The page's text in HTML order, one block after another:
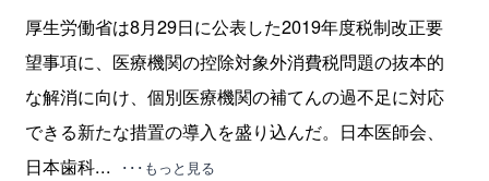
厚生労働省は8月29日に公表した2019年度税制改正要
望事項に、医療機関の控除対象外消費税問題の抜本的
な解消に向け、個別医療機関の補てんの過不足に対応
できる新たな措置の導入を盛り込んだ。日本医師会、
日本歯科...
･･･もっと見る